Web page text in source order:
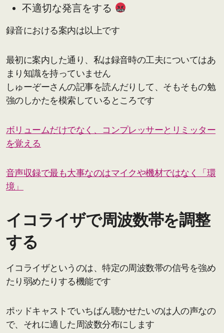
不適切な発言をする
録音における案内は以上です
最初に案内した通り、私は録音時の工夫についてはあ
まり知識を持っていません
しゅーぞーさんの記事を読んだりして、そもそもの勉
強のしかたを模索しているところです
ボリュームだけでなく、コンプレッサーとリミッター
を覚える
音声収録で最も大事なのはマイクや機材ではなく「環
境」
イコライザで周波数帯を調整
する
イコライザというのは、特定の周波数帯の信号を強め
たり弱めたりする機能です
ポッドキャストでいちばん聴かせたいのは人の声なの
で、それに適した周波数分布にします